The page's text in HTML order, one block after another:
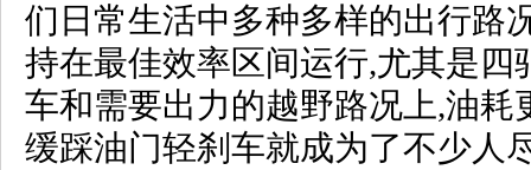
们日常生活中多种多样的出行路
持在最佳效率区间运行,尤其是四
车和需要出力的越野路况上,油耗
缓踩油门轻刹车就成为了不少人